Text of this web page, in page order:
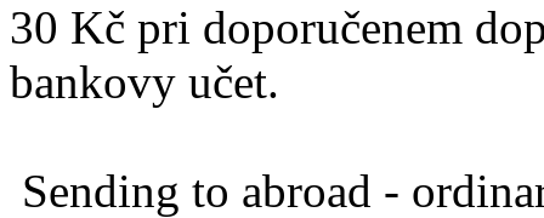
30 Kč pri doporučenem
bankovy učet.
Sending to abroad -